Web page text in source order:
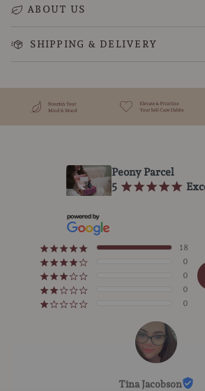
ABOUT US
SHIPPING & DELIVERY
Peony Parcel
5 ¡¡¡¡¡
¡ ¡ ¡ ¡ ¡ 18
¡ ¡ ¡ ¡ ¢ 0
¡ ¡ ¡ ¢ ¢ 0
¡ ¡ ¢ ¢ ¢ 0
¡ ¢ ¢ ¢ ¢ 0
Tina Jacobson